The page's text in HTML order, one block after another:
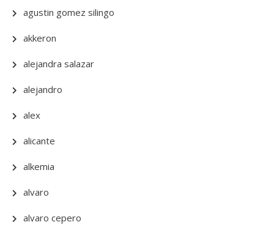
agustin gomez silingo
akkeron
alejandra salazar
alejandro
alex
alicante
alkemia
alvaro
alvaro cepero